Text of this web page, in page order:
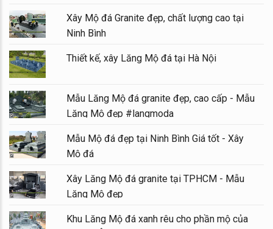
Xây Mộ đá Granite đẹp, chất lượng cao tại
Ninh Bình
Thiết kế, xây Lăng Mộ đá tại Hà Nội
Mẫu Lăng Mộ đá granite đẹp, cao cấp - Mẫu
Lăng Mộ đẹp #langmoda
Mẫu Mộ đá đẹp tại Ninh Bình Giá tốt - Xây
Mộ đá
Xây Lăng Mộ đá granite tại TPHCM - Mẫu
Lăng Mộ đẹp
Khu Lăng Mộ đá xanh rêu cho phần mộ của